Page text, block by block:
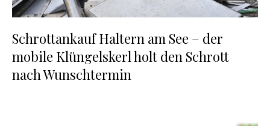
Schrottankauf Haltern am See – der
mobile Klüngelskerl holt den Schrott
nach Wunschtermin